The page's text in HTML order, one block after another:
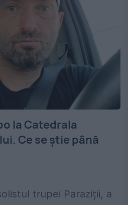
la Catedrala
Ce se știe până
trupei Paraziții, a